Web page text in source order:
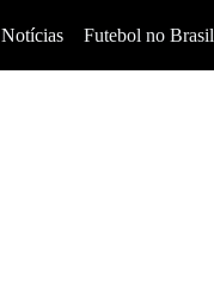
Notícias Futebol no Brasil